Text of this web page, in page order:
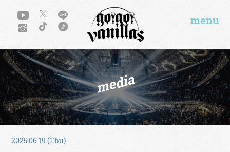
menu
media
2025.06.19 (Thu)